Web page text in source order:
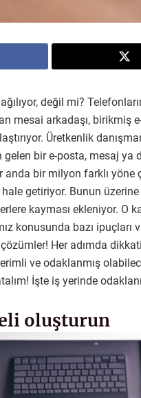
değil mi?
mesai arkadaşı, birikmiş
Üretkenlik
gelen bir e-posta, mesaj
bir milyon farklı yöne
getiriyor. Bunun
kayması ekleniyor. O
konusunda bazı ipuçları
Her adımda
ve odaklanmış
İşte iş yerinde
oluşturun